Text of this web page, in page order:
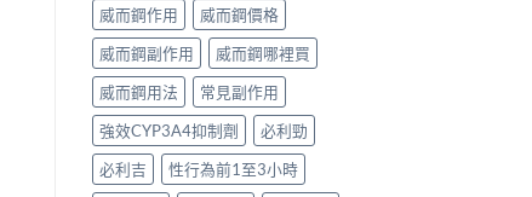
威而鋼作用
威而鋼價格
威而鋼副作用
威而鋼哪裡買
威而鋼用法
常見副作用
強效CYP3A4抑制劑
必利勁
必利吉
性行為前1至3小時